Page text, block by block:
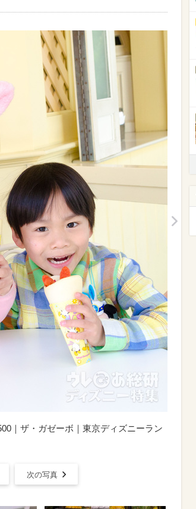
｜ザ・ガゼーボ｜東京ディズニーラン
次の写真